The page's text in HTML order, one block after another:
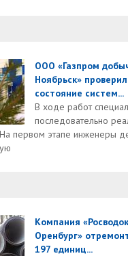
ООО «Газпром
Ноябрьск»
состояние систем...
В ходе работ
последовательно
На первом этапе инженеры
Компания
Оренбург»
197 единиц...